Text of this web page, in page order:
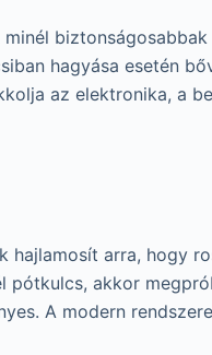
hagyása esetén
az elektronika, a
hajlamosít arra, hogy
pótkulcs, akkor
A modern